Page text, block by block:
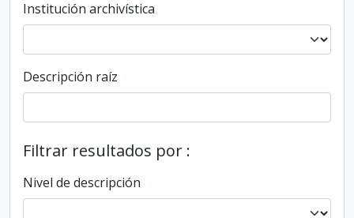
Institución archivística
Descripción raíz
Filtrar resultados por :
Nivel de descripción